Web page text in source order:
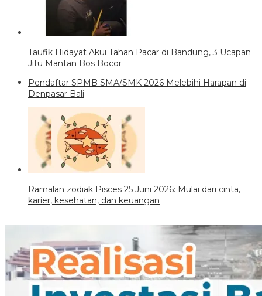
Taufik Hidayat Akui Tahan Pacar di Bandung, 3 Ucapan
Jitu Mantan Bos Bocor
Pendaftar SPMB SMA/SMK 2026 Melebihi Harapan di
Denpasar Bali
Ramalan zodiak Pisces 25 Juni 2026: Mulai dari cinta,
karier, kesehatan, dan keuangan